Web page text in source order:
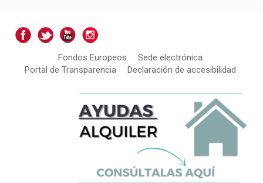
Fondos Europeos
Sede electrónica
Portal de Transparencia
Declaración de accesibilidad